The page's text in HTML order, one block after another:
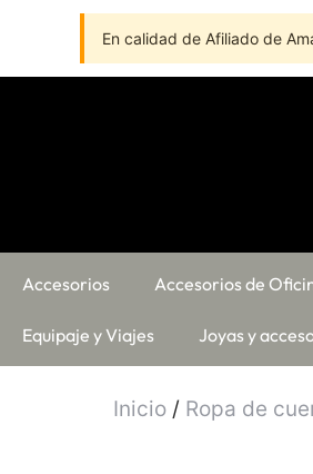
En calidad de Afiliado de
Accesorios Accesorios de
Equipaje y Viajes Joyas y
Inicio / Ropa de